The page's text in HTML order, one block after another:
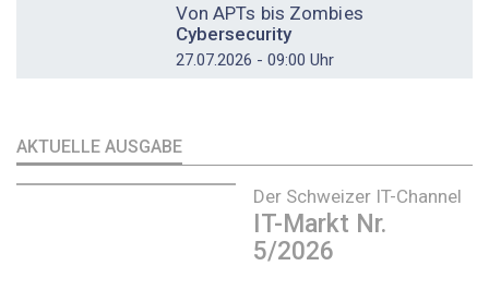
Von APTs bis Zombies
Cybersecurity
27.07.2026 - 09:00 Uhr
AKTUELLE AUSGABE
Der Schweizer IT-Channel
IT-Markt Nr.
5/2026